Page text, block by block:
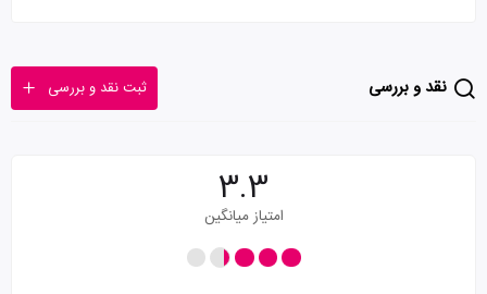
نقد و بررسی ثبت نقد و بررسی
3.3
امتیاز میانگین